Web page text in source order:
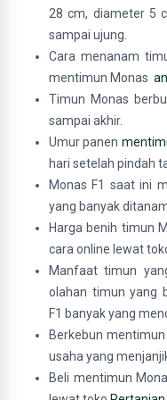
28 cm, diameter 5
sampai ujung.
Cara menanam
mentimun Monas
Timun Monas
sampai akhir.
Umur panen
hari setelah pindah
Monas F1 saat ini
yang banyak
Harga benih timun
cara online lewat
Manfaat timun
olahan timun yang
F1 banyak yang
Berkebun
usaha yang
Beli mentimun